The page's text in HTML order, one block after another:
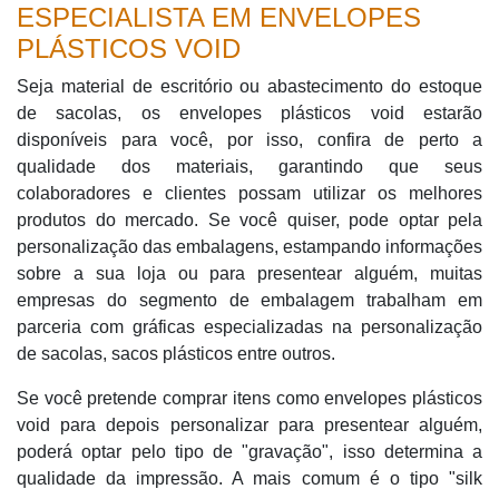
ESPECIALISTA EM ENVELOPES
PLÁSTICOS VOID
Seja material de escritório ou abastecimento do estoque
de sacolas, os envelopes plásticos void estarão
disponíveis para você, por isso, confira de perto a
qualidade dos materiais, garantindo que seus
colaboradores e clientes possam utilizar os melhores
produtos do mercado. Se você quiser, pode optar pela
personalização das embalagens, estampando informações
sobre a sua loja ou para presentear alguém, muitas
empresas do segmento de embalagem trabalham em
parceria com gráficas especializadas na personalização
de sacolas, sacos plásticos entre outros.
Se você pretende comprar itens como envelopes plásticos
void para depois personalizar para presentear alguém,
poderá optar pelo tipo de "gravação", isso determina a
qualidade da impressão. A mais comum é o tipo "silk